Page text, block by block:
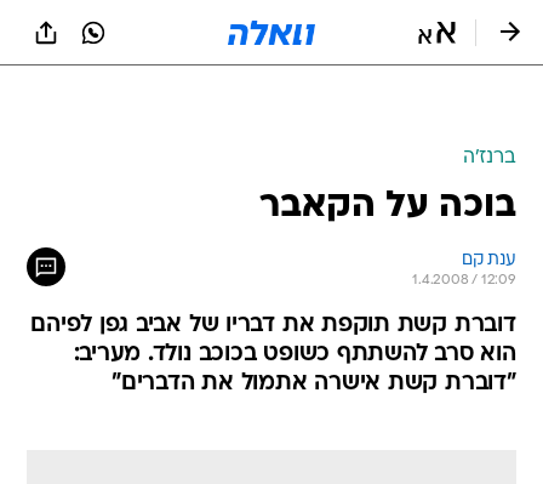
ברנז'ה
בוכה על הקאבר
ענת קם
1.4.2008 / 12:09
דוברת קשת תוקפת את דבריו של אביב גפן לפיהם
הוא סרב להשתתף כשופט בכוכב נולד. מעריב:
"דוברת קשת אישרה אתמול את הדברים"